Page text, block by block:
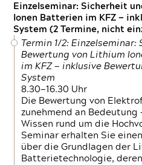
Einzelseminar: Sicherheit
Ionen Batterien im KFZ —
System (2 Termine, nicht
Termin 1/2: Einzelseminar:
Bewertung von Lithium
im KFZ — inklusive
System
8.30—16.30 Uhr
Die Bewertung von
zunehmend an Bedeutung
Wissen rund um die
Seminar erhalten Sie
über die Grundlagen der
Batterietechnologie,